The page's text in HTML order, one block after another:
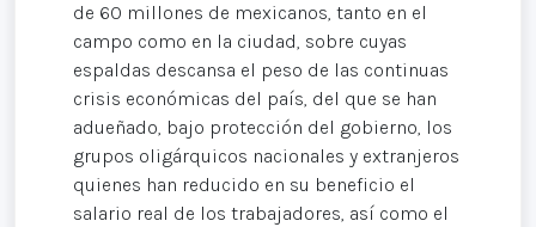
de 60 millones de mexicanos, tanto en el
campo como en la ciudad, sobre cuyas
espaldas descansa el peso de las continuas
crisis económicas del país, del que se han
adueñado, bajo protección del gobierno, los
grupos oligárquicos nacionales y extranjeros
quienes han reducido en su beneficio el
salario real de los trabajadores, así como el